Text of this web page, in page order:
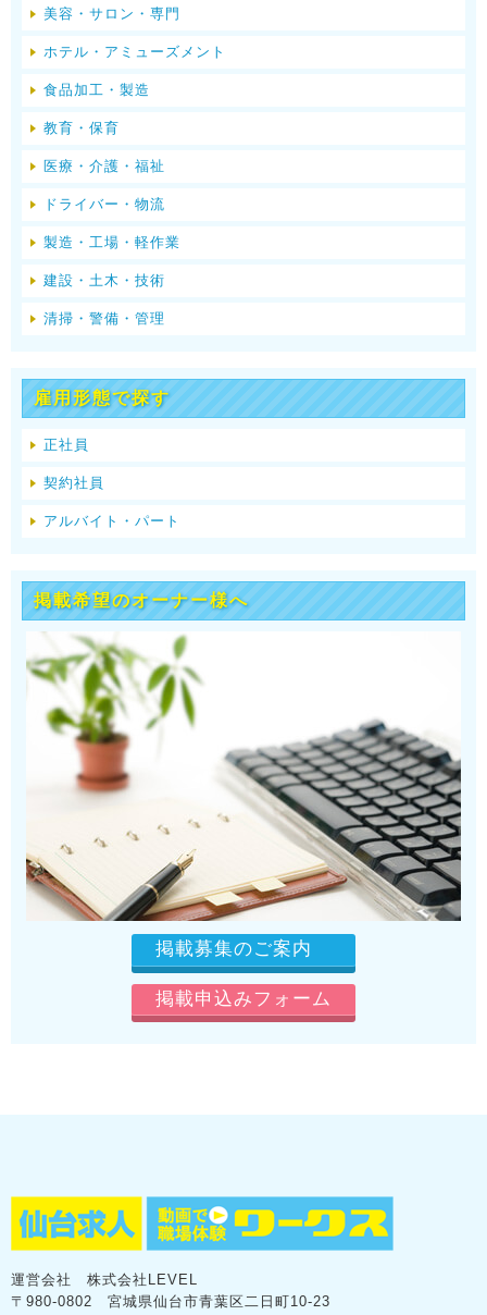
美容・サロン・専門
ホテル・アミューズメント
食品加工・製造
教育・保育
医療・介護・福祉
ドライバー・物流
製造・工場・軽作業
建設・土木・技術
清掃・警備・管理
雇用形態で探す
正社員
契約社員
アルバイト・パート
掲載希望のオーナー様へ
掲載募集のご案内
掲載申込みフォーム
運営会社 株式会社LEVEL
〒980-0802 宮城県仙台市青葉区二日町10-23